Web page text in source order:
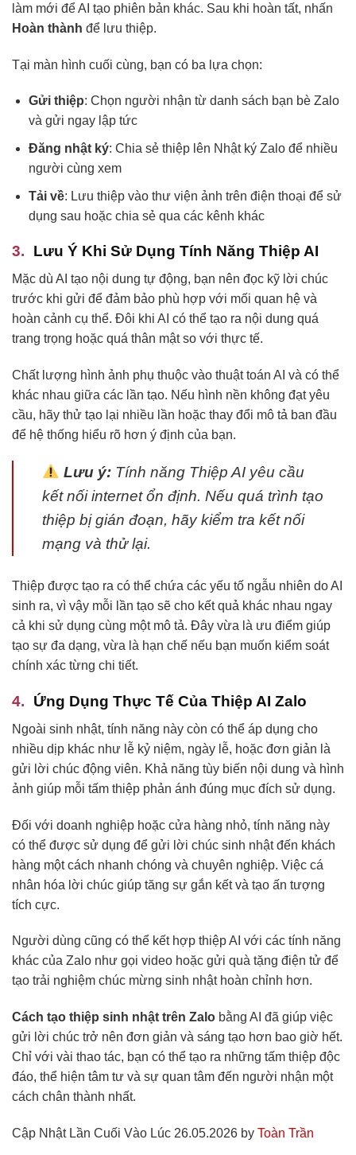
làm mới để AI tạo phiên bản khác. Sau khi hoàn tất, nhấn
Hoàn thành để lưu thiệp.
Tại màn hình cuối cùng, bạn có ba lựa chọn:
Gửi thiệp: Chọn người nhận từ danh sách bạn bè Zalo
và gửi ngay lập tức
Đăng nhật ký: Chia sẻ thiệp lên Nhật ký Zalo để nhiều
người cùng xem
Tải về: Lưu thiệp vào thư viện ảnh trên điện thoại để sử
dụng sau hoặc chia sẻ qua các kênh khác
Lưu Ý Khi Sử Dụng Tính Năng Thiệp AI
Mặc dù AI tạo nội dung tự động, bạn nên đọc kỹ lời chúc
trước khi gửi để đảm bảo phù hợp với mối quan hệ và
hoàn cảnh cụ thể. Đôi khi AI có thể tạo ra nội dung quá
trang trọng hoặc quá thân mật so với thực tế.
Chất lượng hình ảnh phụ thuộc vào thuật toán AI và có thể
khác nhau giữa các lần tạo. Nếu hình nền không đạt yêu
cầu, hãy thử tạo lại nhiều lần hoặc thay đổi mô tả ban đầu
để hệ thống hiểu rõ hơn ý định của bạn.
Lưu ý:Tính năng Thiệp AI yêu cầu
kết nối internet ổn định. Nếu quá trình tạo
thiệp bị gián đoạn, hãy kiểm tra kết nối
mạng và thử lại.
Thiệp được tạo ra có thể chứa các yếu tố ngẫu nhiên do AI
sinh ra, vì vậy mỗi lần tạo sẽ cho kết quả khác nhau ngay
cả khi sử dụng cùng một mô tả. Đây vừa là ưu điểm giúp
tạo sự đa dạng, vừa là hạn chế nếu bạn muốn kiểm soát
chính xác từng chi tiết.
Ứng Dụng Thực Tế Của Thiệp AI Zalo
Ngoài sinh nhật, tính năng này còn có thể áp dụng cho
nhiều dịp khác như lễ kỷ niệm, ngày lễ, hoặc đơn giản là
gửi lời chúc động viên. Khả năng tùy biến nội dung và hình
ảnh giúp mỗi tấm thiệp phản ánh đúng mục đích sử dụng.
Đối với doanh nghiệp hoặc cửa hàng nhỏ, tính năng này
có thể được sử dụng để gửi lời chúc sinh nhật đến khách
hàng một cách nhanh chóng và chuyên nghiệp. Việc cá
nhân hóa lời chúc giúp tăng sự gắn kết và tạo ấn tượng
tích cực.
Người dùng cũng có thể kết hợp thiệp AI với các tính năng
khác của Zalo như gọi video hoặc gửi quà tặng điện tử để
tạo trải nghiệm chúc mừng sinh nhật hoàn chỉnh hơn.
Cách tạo thiệp sinh nhật trên Zalo bằng AI đã giúp việc
gửi lời chúc trở nên đơn giản và sáng tạo hơn bao giờ hết.
Chỉ với vài thao tác, bạn có thể tạo ra những tấm thiệp độc
đáo, thể hiện tâm tư và sự quan tâm đến người nhận một
cách chân thành nhất.
Cập Nhật Lần Cuối Vào Lúc 26.05.2026 by Toàn Trần